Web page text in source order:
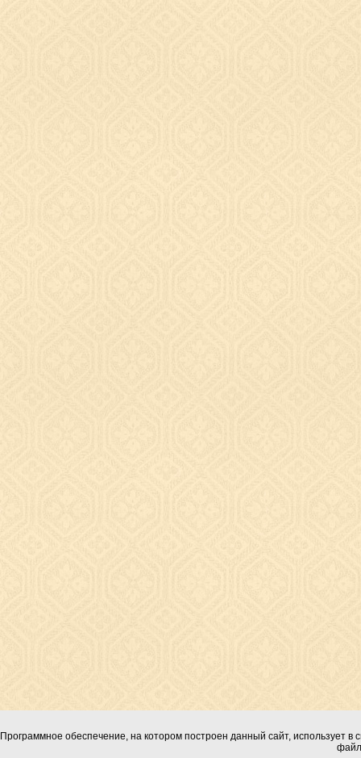
Программное обеспечение, на котором построен данный сайт, использует